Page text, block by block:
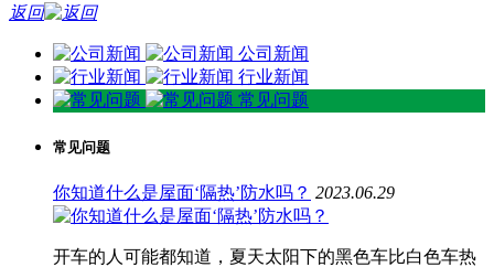
返回
公司新闻
行业新闻
常见问题
常见问题
你知道什么是屋面‘隔热’防水吗？ 2023.06.29
开车的人可能都知道，夏天太阳下的黑色车比白色车热